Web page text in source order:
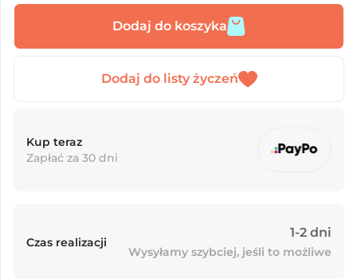
Dodaj do koszyka
Kup teraz
Zapłać za 30 dni
Czas realizacji
1-2 dni
Wysyłamy szybciej, jeśli to możliwe